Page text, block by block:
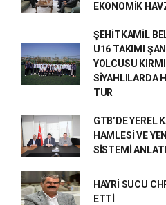
EKONOMİK
ŞEHİTKAMİL
U16 TAKIMI
YOLCUSU
SİYAHLILARDA
TUR
GTB’DE YEREL
HAMLESİ VE
SİSTEMİ
HAYRİ SUCU
ETTİ